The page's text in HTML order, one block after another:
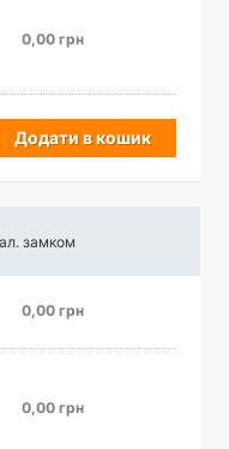
0,00 грн
Додати в кошик
замком
0,00 грн
0,00 грн